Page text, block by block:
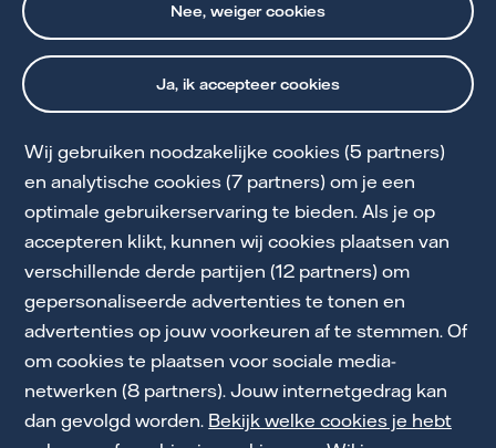
Ja, ik accepteer cookies
Nee, weiger cookies
Wij gebruiken noodzakelijke cookies (5 partners)
en analytische cookies (7 partners) om je een
optimale gebruikerservaring te bieden. Als je op
accepteren klikt, kunnen wij cookies plaatsen van
verschillende derde partijen (12 partners) om
gepersonaliseerde advertenties te tonen en
advertenties op jouw voorkeuren af te stemmen. Of
om cookies te plaatsen voor sociale media-
netwerken (8 partners). Jouw internetgedrag kan
dan gevolgd worden. Bekijk welke cookies je hebt
Cookie Statement
Privacy & Voorwaarden
Downloads
Servicebeloften
Toegankelijkheid
Werken bij Vattenfall